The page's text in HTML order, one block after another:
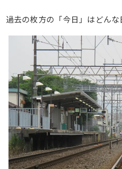
過去の枚方の「今日」はどん